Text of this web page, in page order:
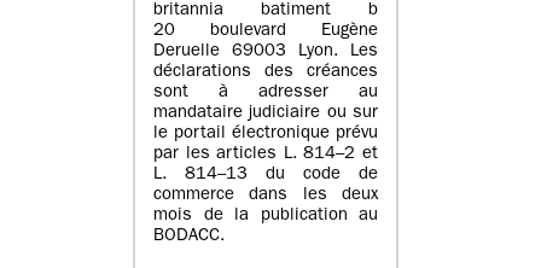
britannia batiment b
20 boulevard Eugène
Deruelle 69003 Lyon. Les
déclarations des créances
sont à adresser au
mandataire judiciaire ou sur
le portail électronique prévu
par les articles L. 814–2 et
L. 814–13 du code de
commerce dans les deux
mois de la publication au
BODACC.